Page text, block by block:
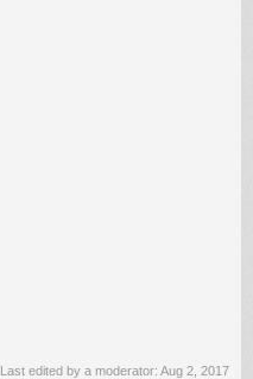
Last edited by a moderator: Aug 2, 2017